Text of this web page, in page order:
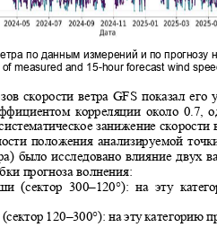
по данным измерений и по прогнозу
of measured and 15-hour forecast wind
скорости ветра GFS показал
корреляции около
занижение
положения анализируемой
было исследовано влияние двух
прогноза волнения:
(сектор 300–120°):на эту
120–300°): на эту категорию